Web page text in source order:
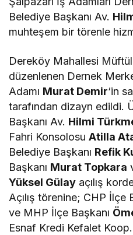
Belediye Başkanı Av.
muhteşem bir törenle
Dereköy Mahallesi
düzenlenen Dernek
Adamı Murat Demir‘in
tarafından dizayn edildi.
Başkanı Av. Hilmi
Fahri KonsolosuAtilla
Belediye Başkanı Refik
Başkanı Murat Topkara
Yüksel Gülay açılış
Açılış törenine; CHP İlçe
ve MHP İlçe Başkanı
Esnaf Kredi Kefalet